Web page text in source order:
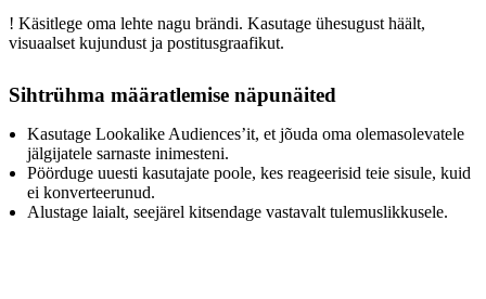
! Käsitlege oma lehte nagu brändi. Kasutage ühesugust häält,
visuaalset kujundust ja postitusgraafikut.
Sihtrühma määratlemise näpunäited
Kasutage Lookalike Audiences’it, et jõuda oma olemasolevatele
jälgijatele sarnaste inimesteni.
Pöörduge uuesti kasutajate poole, kes reageerisid teie sisule, kuid
ei konverteerunud.
Alustage laialt, seejärel kitsendage vastavalt tulemuslikkusele.